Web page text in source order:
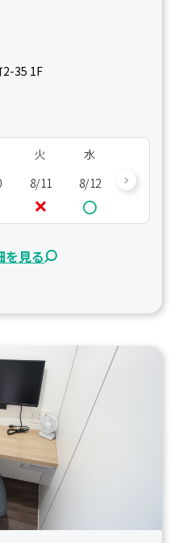
2-35 1F
火
8/11
水
8/12
8/13
を見る